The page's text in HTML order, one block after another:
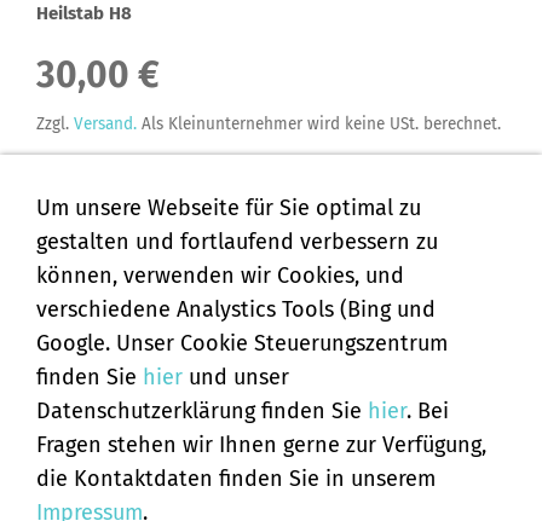
Heilstab H8
30,00 €
Zzgl. Versand. Als Kleinunternehmer wird keine USt. berechnet.
In den Warenkorb
Für später merken
AGB
Um unsere Webseite für Sie optimal zu
gestalten und fortlaufend verbessern zu
können, verwenden wir Cookies, und
verschiedene Analystics Tools (Bing und
Google. Unser Cookie Steuerungszentrum
finden Sie hier und unser
Datenschutzerklärung finden Sie hier. Bei
Fragen stehen wir Ihnen gerne zur Verfügung,
die Kontaktdaten finden Sie in unserem
Impressum.